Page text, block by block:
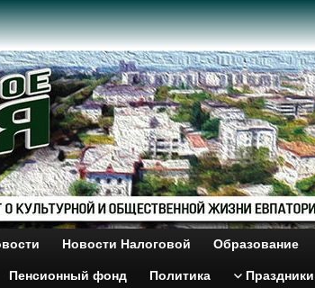
Новости Налоговой Образование
Пенсионный фонд Политика Праздники